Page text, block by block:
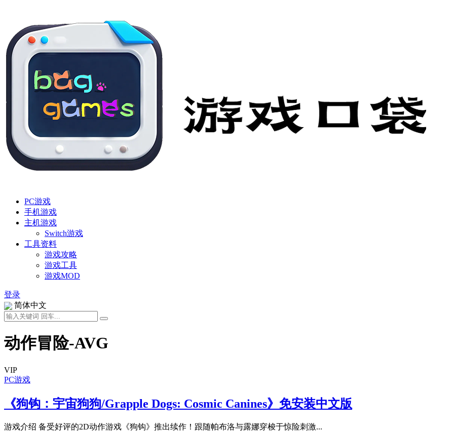
PC游戏
手机游戏
主机游戏
Switch游戏
工具资料
游戏攻略
游戏工具
游戏MOD
登录
简体中文
动作冒险-AVG
VIP
PC游戏
《狗钩：宇宙狗狗/Grapple Dogs: Cosmic Canines》免安装中文版
游戏介绍 备受好评的2D动作游戏《狗钩》推出续作！跟随帕布洛与露娜穿梭于惊险刺激...